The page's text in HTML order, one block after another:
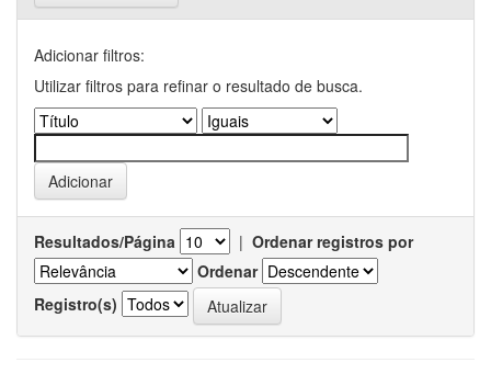
Adicionar filtros:
Utilizar filtros para refinar o resultado de busca.
Resultados/Página | Ordenar registros por
Ordenar
Registro(s)